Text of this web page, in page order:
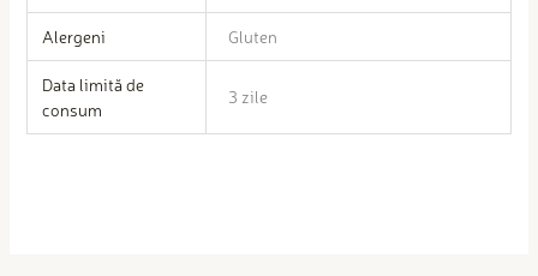
Alergeni Gluten
Data limită de
consum
3 zile